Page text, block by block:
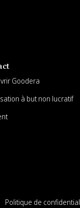
Goodera
à but non lucratif
Politique de